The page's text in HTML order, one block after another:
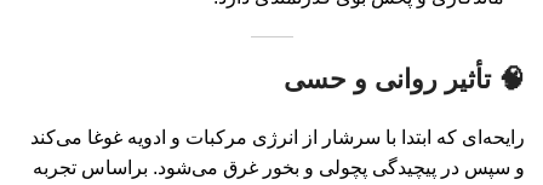
🧠تأثیر روانی و حسی
رایحه‌ای که ابتدا با سرشار از انرژی مرکبات و ادویه غوغا می‌کند
و سپس در پیچیدگی پچولی و بخور غرق می‌شود. براساس تجربه